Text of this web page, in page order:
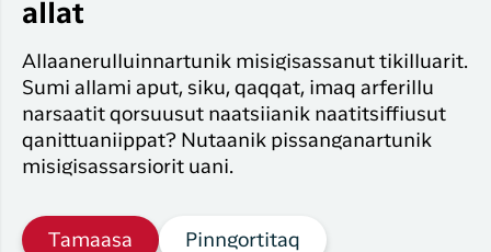
allat
Allaanerulluinnartunik misigisassanut tikilluarit.
Sumi allami aput, siku, qaqqat, imaq arferillu
narsaatit qorsuusut naatsiianik naatitsiffiusut
qanittuaniippat? Nutaanik pissanganartunik
misigisassarsiorit uani.
Tamaasa Pinngortitaq